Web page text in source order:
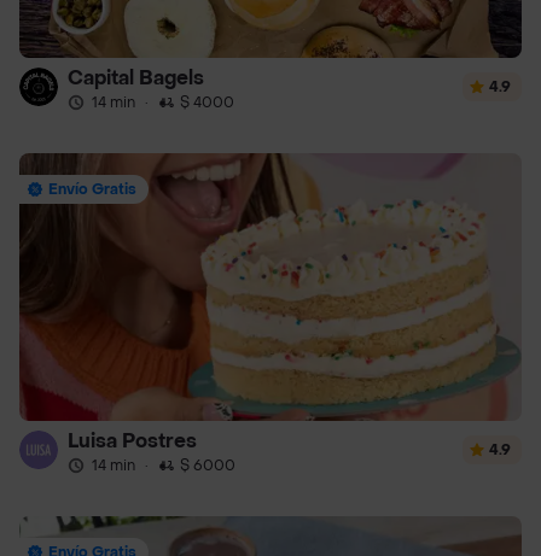
Capital Bagels
14 min · $ 4000
4.9
Envío Gratis
Luisa Postres
14 min · $ 6000
4.9